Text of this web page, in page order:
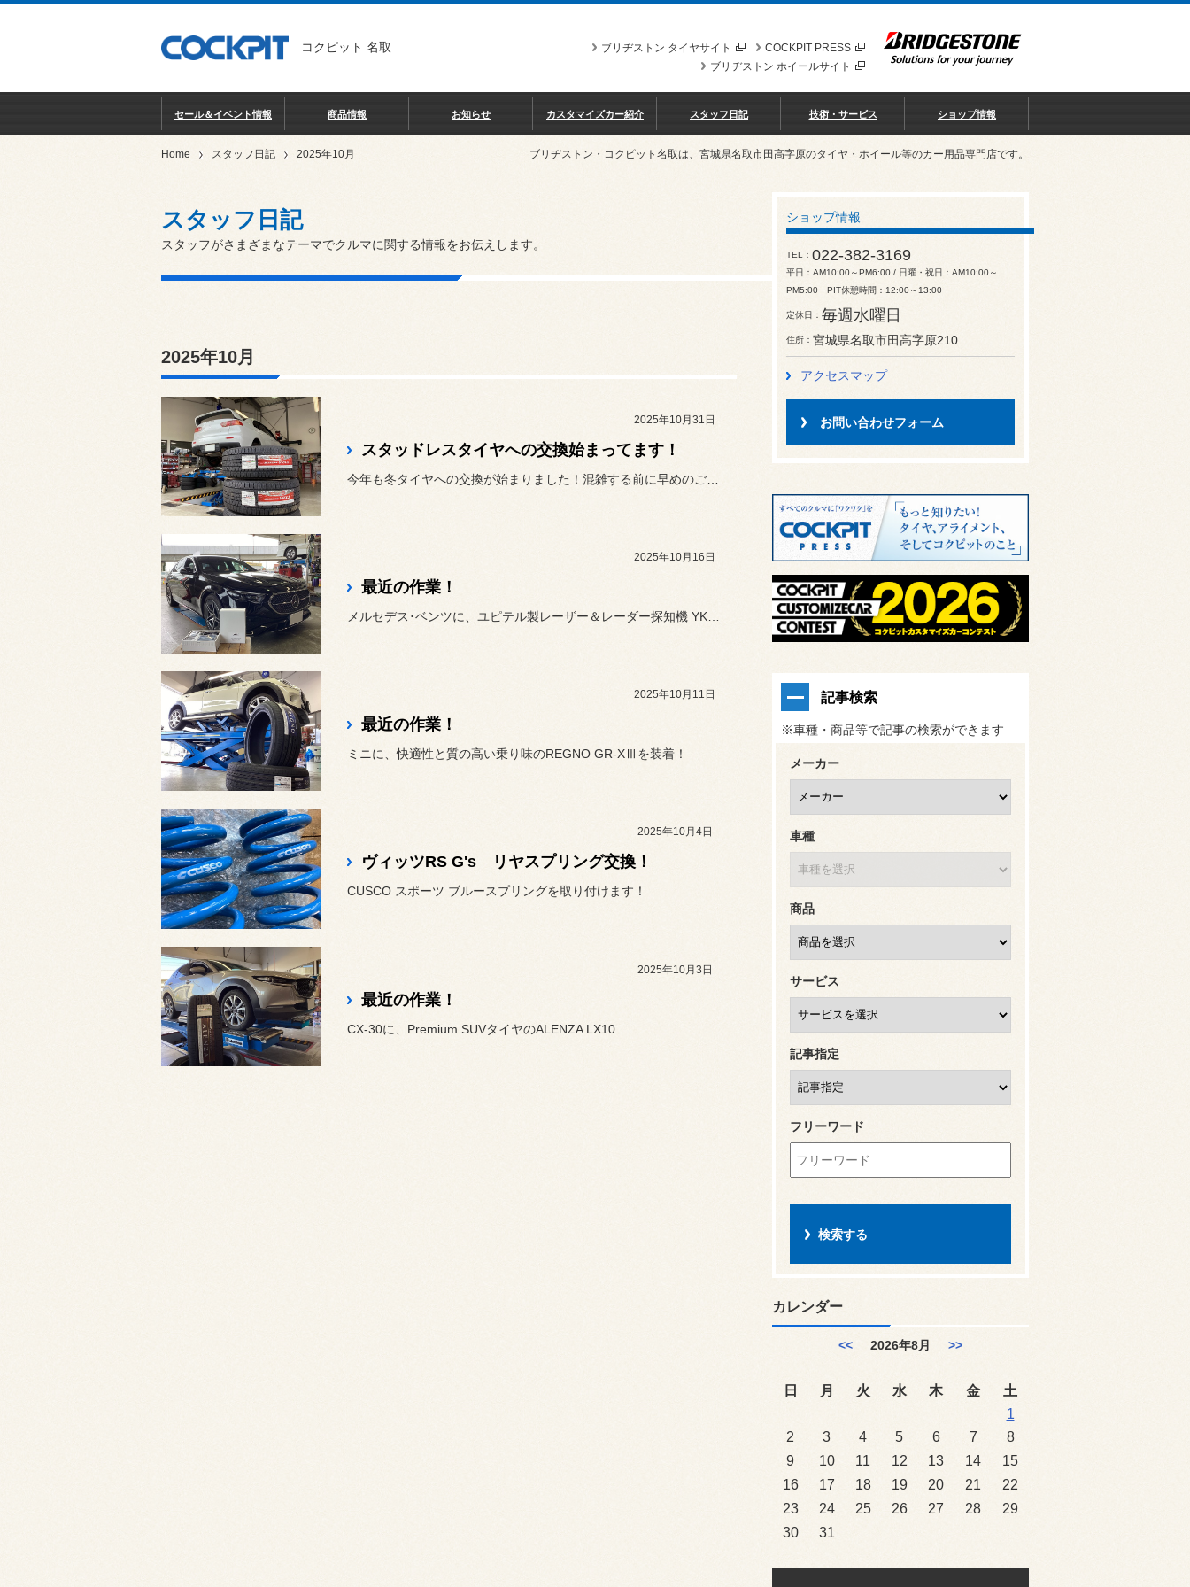
コクピット 名取 COCKPIT PRESS
ブリヂストン タイヤサイト
ブリヂストン ホイールサイト
セール＆イベント情報 商品情報 お知らせ カスタマイズカー紹介 スタッフ日記 技術・サービス ショップ情報
Home スタッフ日記 2025年10月 ブリヂストン・コクピット名取は、宮城県名取市田高字原のタイヤ・ホイール等のカー用品専門店です。
スタッフ日記
スタッフがさまざまなテーマでクルマに関する情報をお伝えします。
2025年10月
2025年10月31日
スタッドレスタイヤへの交換始まってます！
2025年10月16日
最近の作業！
2025年10月11日
最近の作業！
ミニに、快適性と質の高い乗り味のREGNO GR-XⅢを装着！
2025年10月4日
ヴィッツRS G's リヤスプリング交換！
CUSCO スポーツ ブルースプリングを取り付けます！
2025年10月3日
最近の作業！
CX-30に、Premium SUVタイヤのALENZA LX10...
ショップ情報
TEL 022-382-3169
平日：AM10:00～PM6:00 / 日曜・祝日：AM10:00～
PM5:00 PIT休憩時間：12:00～13:00
定休日 毎週水曜日
住所 宮城県名取市田高字原210
アクセスマップ
お問い合わせフォーム
記事検索
※車種・商品等で記事の検索ができます
メーカー
車種
商品
サービス
記事指定
フリーワード
カレンダー
<< 2026年8月 >>
日 月 火 水 木 金
土
1
2
3 4 5 6 7
8
9
10 11 12 13 14
15
16
17 18 19 20 21
22
23
24 25 26 27 28
29
30
31